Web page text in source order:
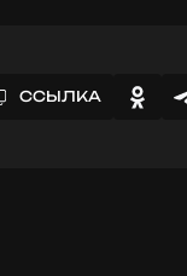
ССЫЛКА